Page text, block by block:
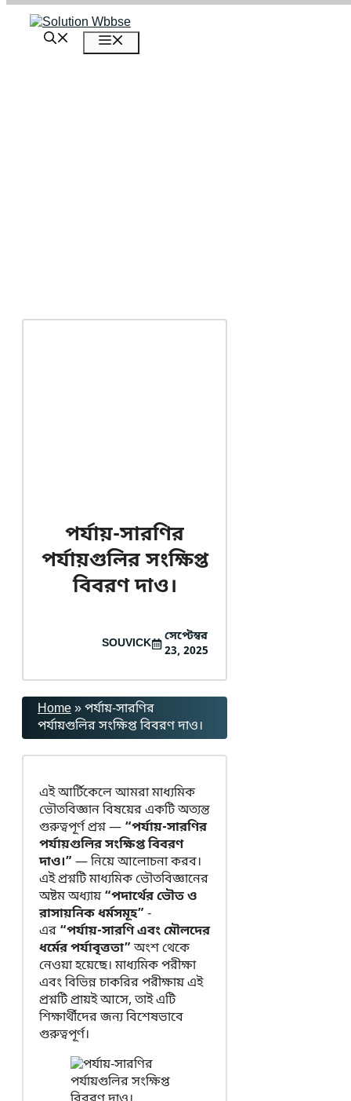
এড়িেয়
লেখায়
পর্যায়-সারণির
পর্যায়গুলির সংক্ষিপ্ত
বিবরণ দাও।
SOUVICK
সেপ্টেম্বর
23, 2025
Home»পর্যায়-সারণির
পর্যায়গুলির সংক্ষিপ্ত বিবরণ দাও।
এই আর্টিকেলে আমরা মাধ্যমিক
ভৌতবিজ্ঞান বিষয়ের একটি অত্যন্ত
গুরুত্বপূর্ণ প্রশ্ন — “পর্যায়-সারণির
পর্যায়গুলির সংক্ষিপ্ত বিবরণ
দাও।” — নিয়ে আলোচনা করব।
এই প্রশ্নটি মাধ্যমিক ভৌতবিজ্ঞানের
অষ্টম অধ্যায়“পদার্থের ভৌত ও
রাসায়নিক ধর্মসমূহ” -
এর “পর্যায়-সারণি এবং মৌলদের
ধর্মের পর্যাবৃত্ততা”অংশ থেকে
নেওয়া হয়েছে। মাধ্যমিক পরীক্ষা
এবং বিভিন্ন চাকরির পরীক্ষায় এই
প্রশ্নটি প্রায়ই আসে, তাই এটি
শিক্ষার্থীদের জন্য বিশেষভাবে
গুরুত্বপূর্ণ।